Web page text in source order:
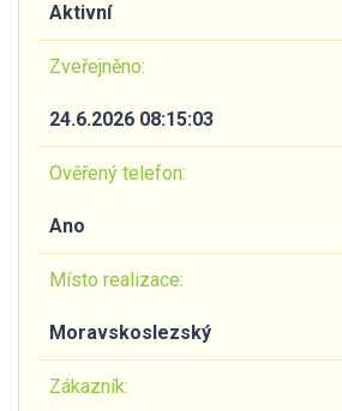
Aktivní
Zveřejněno:
24.6.2026 08:15:03
Ověřený telefon:
Ano
Místo realizace:
Moravskoslezský
Zákazník: